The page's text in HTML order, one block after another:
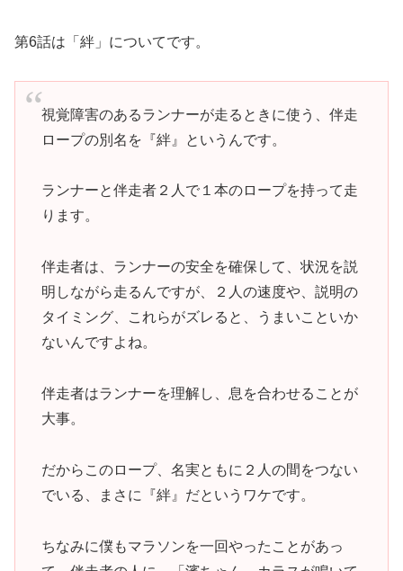
第6話は「絆」についてです。
視覚障害のあるランナーが走るときに使う、伴走
ロープの別名を『絆』というんです。
ランナーと伴走者２人で１本のロープを持って走
ります。
伴走者は、ランナーの安全を確保して、状況を説
明しながら走るんですが、２人の速度や、説明の
タイミング、これらがズレると、うまいこといか
ないんですよね。
伴走者はランナーを理解し、息を合わせることが
大事。
だからこのロープ、名実ともに２人の間をつない
でいる、まさに『絆』だというワケです。
ちなみに僕もマラソンを一回やったことがあっ